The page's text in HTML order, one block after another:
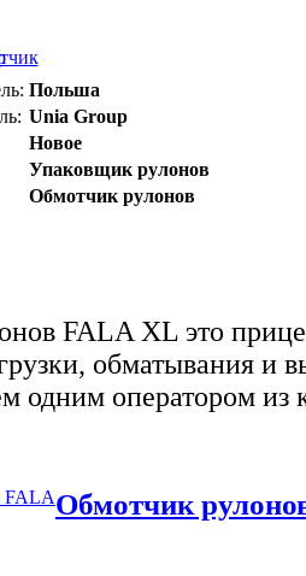
Польша
Unia Group
Новое
Упаковщик рулонов
Обмотчик рулонов
FALA XL это
обматывания и
одним оператором из
Обмотчик